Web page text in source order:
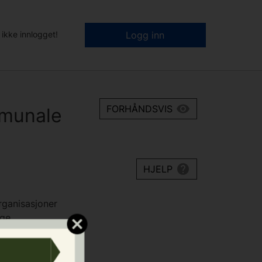
ikke innlogget! Logg inn
FORHÅNDSVIS
HJELP